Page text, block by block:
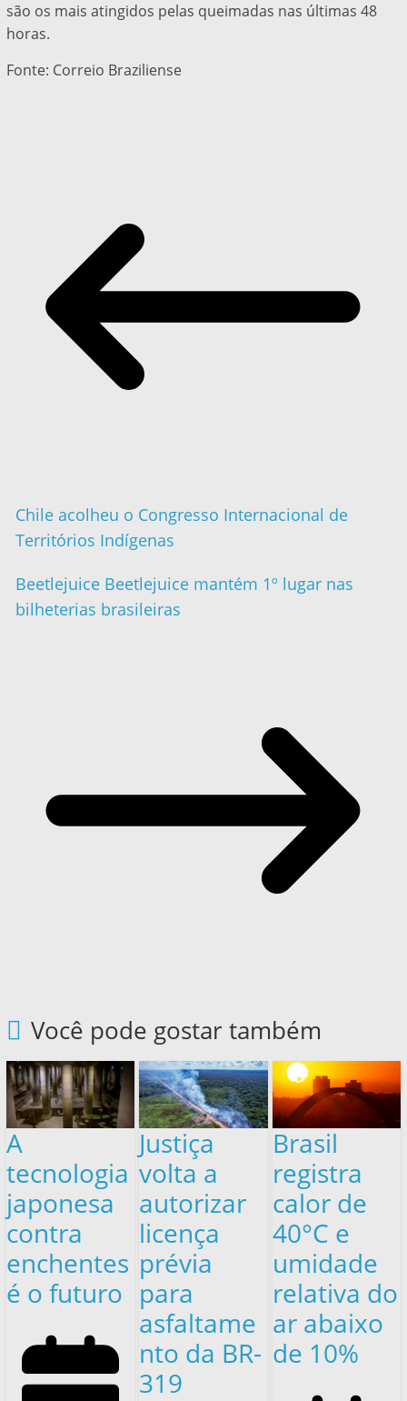
são os mais atingidos pelas queimadas nas últimas 48
horas.
Fonte: Correio Braziliense
Chile acolheu o Congresso Internacional de
Territórios Indígenas
Beetlejuice Beetlejuice mantém 1º lugar nas
bilheterias brasileiras
Você pode gostar também
A
tecnologia
japonesa
contra
enchentes
é o futuro
Justiça
volta a
autorizar
licença
prévia
para
asfaltame
nto da BR-
319
Brasil
registra
calor de
40°C e
umidade
relativa do
ar abaixo
de 10%